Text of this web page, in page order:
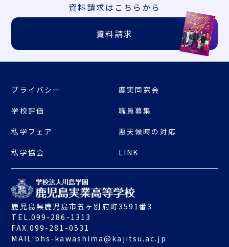
資料請求は こちらから
資料請求
鹿児島県鹿児島市五ヶ別府町3591番3
TEL.099-286-1313
FAX.099-281-0531
MAIL: bhs-kawashima@kajitsu.ac.jp
プライバシー 鹿実同窓会
学校評価 職員募集
私学フェア 悪天候時の対応
私学協会 LINK